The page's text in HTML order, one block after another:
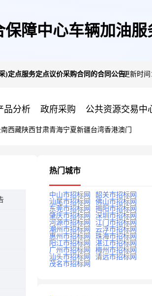
障中心车辆加油服
)定点服务定点议价采购合同的合同公告更新时间
品分析 政府采购 公共资源交易中
西藏陕西甘肃青海宁夏新疆台湾香港澳门
热门城市
中山市招标网
韶关市招标网
汕尾市招标网
佛山市招标网
东莞市招标网
揭阳市招标网
肇庆市招标网
深圳市招标网
河源市招标网
江门市招标网
潮州市招标网
云浮市招标网
惠州市招标网
珠海市招标网
阳江市招标网
湛江市招标网
广州市招标网
梅州市招标网
汕头市招标网
清远市招标网
茂名市招标网